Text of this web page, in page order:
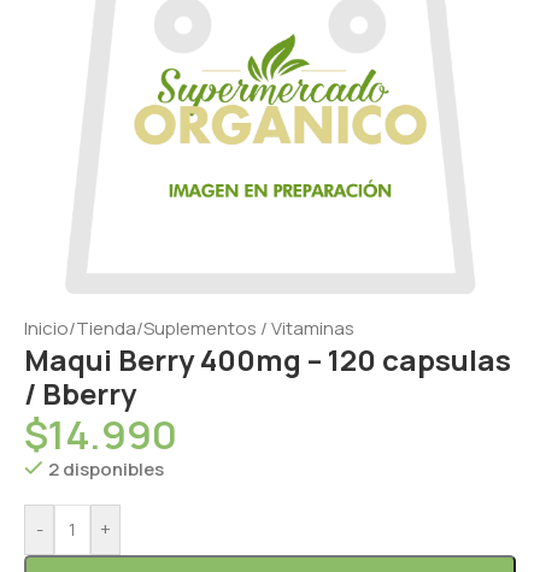
Inicio/Tienda/Suplementos / Vitaminas
Maqui Berry 400mg – 120 capsulas
/ Bberry
$14.990
2 disponibles
- +